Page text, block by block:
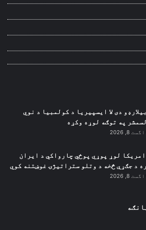
دی لا ایسپیریا د کولمبیا د نوي
په توګه لوړه وکړه
اگست 8, 2026
لوړ پوړي پوځي چارواکي د ایران
د جګړې څخه د وتلو ستراتیژۍ غوښتنه کوي
اگست 8, 2026